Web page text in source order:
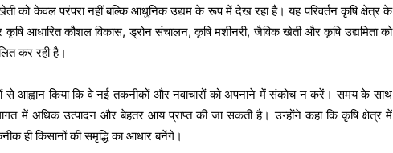
को केवल परंपरा नहीं बल्कि आधुनिक उद्यम के रूप में देख रहा है। यह परिवर्तन कृषि क्षेत्र के
आधारित कौशल विकास, ड्रोन संचालन, कृषि मशीनरी, जैविक खेती और कृषि उद्यमिता को
कर रही है।
से आह्वान किया कि वे नई तकनीकों और नवाचारों को अपनाने में संकोच न करें। समय के साथ
में अधिक उत्पादन और बेहतर आय प्राप्त की जा सकती है। उन्होंने कहा कि कृषि क्षेत्र में
ही किसानों की समृद्धि का आधार बनेंगे।